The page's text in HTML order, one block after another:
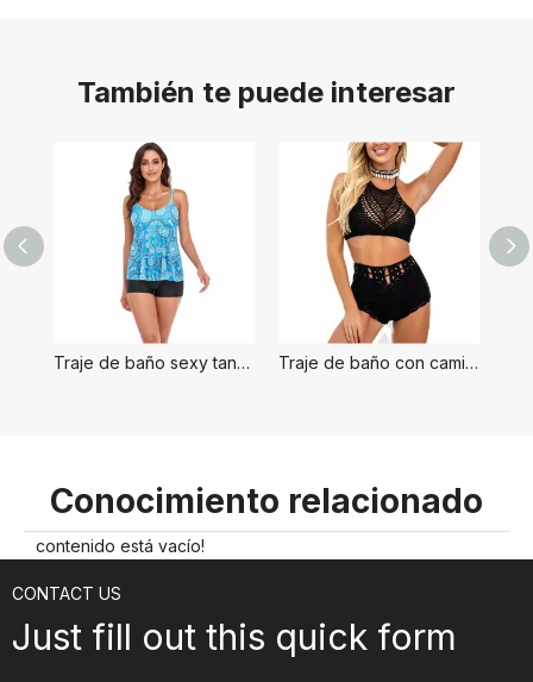
También te puede interesar
Traje de baño sexy tankini para mujer Traje de baño con camiseta sin mangas floral Tankini
Conocimiento relacionado
contenido está vacío!
CONTACT US
Just fill out this quick form